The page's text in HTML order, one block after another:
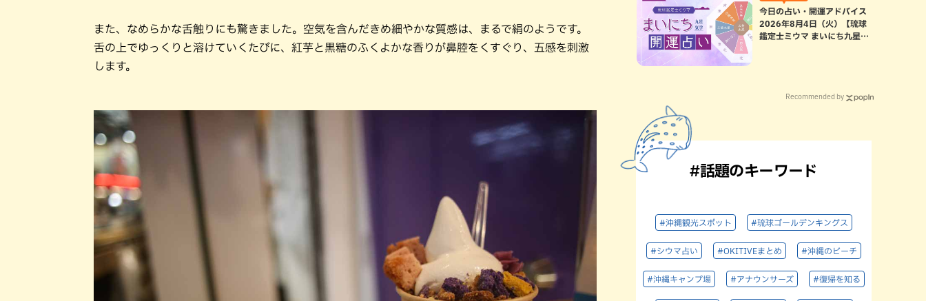
また、なめらかな舌触りにも驚きました。空気を含んだきめ細やかな質感は、まるで絹のようです。
舌の上でゆっくりと溶けていくたびに、紅芋と黒糖のふくよかな香りが鼻腔をくすぐり、五感を刺激
します。
今日の占い・開運アドバイス
2026年8月4日（火）【琉球
鑑定士ミウマ まいにち九星気
Recommended by
#話題のキーワード
#沖縄観光スポット #琉球ゴールデンキングス
#シウマ占い #OKITIVEまとめ #沖縄のビーチ
#沖縄キャンプ場 #アナウンサーズ #復帰を知る